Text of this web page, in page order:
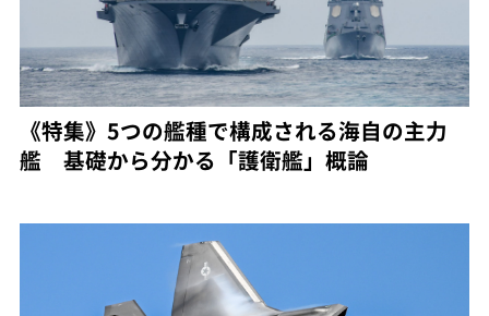
《特集》5つの艦種で構成される海自の主力
艦 基礎から分かる「護衛艦」概論